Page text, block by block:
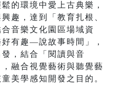
的環境中愛上古典樂，
趣，達到「教育扎根、
音樂文化園區場域資
有趣—說故事時間」，
，結合「閱讀與音
融合視覺藝術與聽覺藝
美學感知開發之目的。